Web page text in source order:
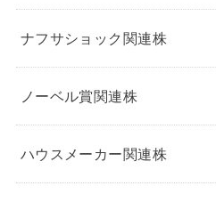
ナフサショック関連株
ノーベル賞関連株
ハウスメーカー関連株